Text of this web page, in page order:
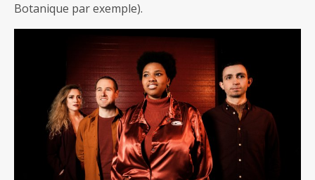
Botanique par exemple).